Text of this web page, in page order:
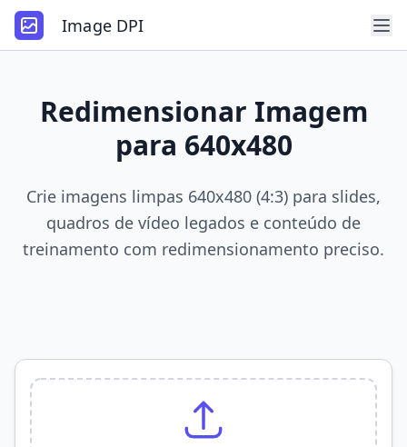
Image DPI
Redimensionar Imagem
para 640x480
Crie imagens limpas 640x480 (4:3) para slides,
quadros de vídeo legados e conteúdo de
treinamento com redimensionamento preciso.